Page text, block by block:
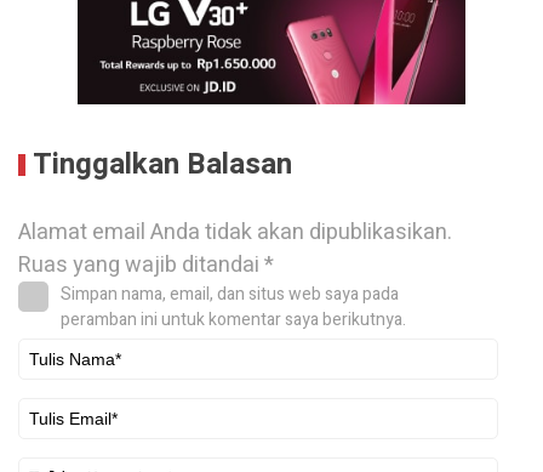
Tinggalkan Balasan
Alamat email Anda tidak akan dipublikasikan.
Ruas yang wajib ditandai*
Simpan nama, email, dan situs web saya pada
peramban ini untuk komentar saya berikutnya.